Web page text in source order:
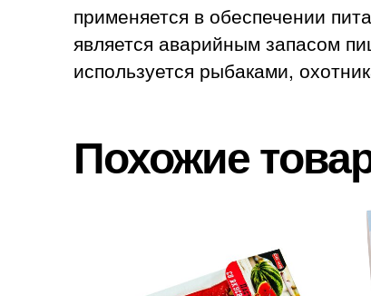
применяется в обеспечении
является аварийным запасом
используется рыбаками,
Похожие